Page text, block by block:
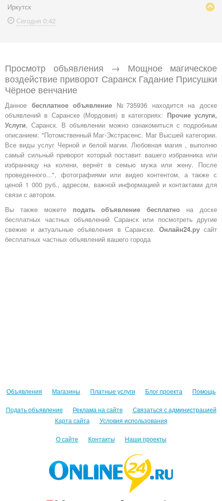
Иркутск
Сегодня 0:42
Просмотр объявления → Мощное магическое
воздействие приворот Саранск Гадание Присушки
Чёрное венчание
Данное бесплатное объявление №735936 находится на доске
объявлений в Саранске (Мордовия) в категориях: Прочие услуги,
Услуги, Саранск. В объявлении можно ознакомиться с подробным
описанием: "Потомственный Маг-Экстрасенс. Маг Высшей категории.
Все виды услуг Черной и белой магии. Любовная магия , выполню
самый сильный приворот который поставит вашего избранника или
избранницу на колени, вернёт в семью мужа или жену. После
проведенного...", фотографиями или видео контентом, а также с
ценой 1 000 руб., адресом, важной информацией и контактами для
связи с автором.
Вы также можете подать объявление бесплатно на доске
бесплатных частных объявлений Саранск или посмотреть другие
свежие и актуальные объявления в Саранске. Онлайн24.русайт
бесплатных частных объявлений вашего города
Объявления Магазины Платные услуги Блог проекта Помощь
Подать объявление Реклама на сайте
Связаться с администрацией
Карта сайта
Условия использования
О сайте Контакты Наши проекты